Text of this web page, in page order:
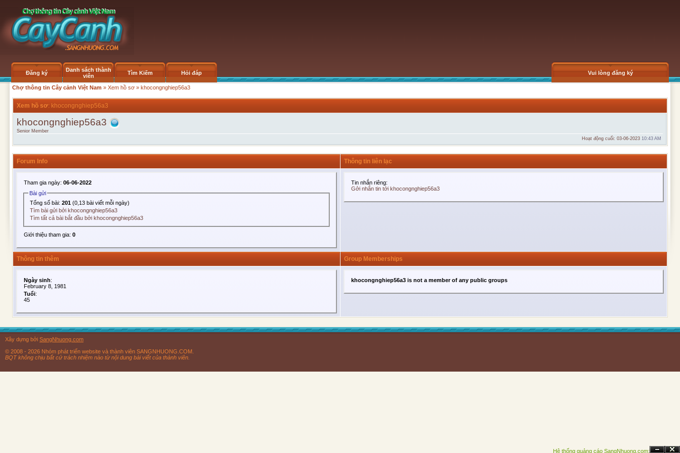
Đăng ký
Danh sách thành
viên
Tìm Kiếm Hỏi đáp Vui lòng đăng ký
Chợ thông tin Cây cảnh Việt Nam » Xem hồ sơ » khocongnghiep56a3
Xem hồ sơ: khocongnghiep56a3
khocongnghiep56a3
Senior Member
Hoạt động cuối: 03-06-2023 10:43 AM
Forum Info Thông tin liên lạc
Tham gia ngày: 06-06-2022
Bài gửi
Tổng số bài:201 (0,13 bài viết mỗi ngày)
Tìm bài gửi bởi khocongnghiep56a3
Tìm tất cả bài bắt đầu bởi khocongnghiep56a3
Giới thiệu tham gia: 0
Tin nhắn riêng:
Gởi nhắn tin tới khocongnghiep56a3
Thông tin thêm Group Memberships
Ngày sinh:
February 8, 1981
Tuổi:
45
khocongnghiep56a3 is not a member of any public groups
Hệ thống quảng cáo SangNhuong.com;
Xây dựng bởi SangNhuong.com
© 2008 - 2026 Nhóm phát triển website và thành viên SANGNHUONG.COM.
BQT không chịu bất cứ trách nhiệm nào từ nội dung bài viết của thành viên.